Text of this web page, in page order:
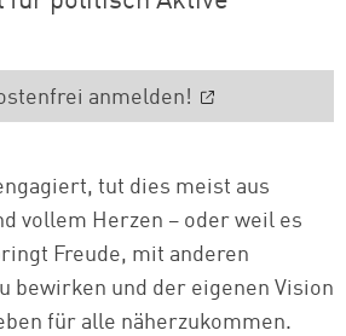
anmelden!
tut dies meist aus
vollem Herzen – oder weil es
Freude, mit anderen
bewirken und der eigenen Vision
für alle näherzukommen.